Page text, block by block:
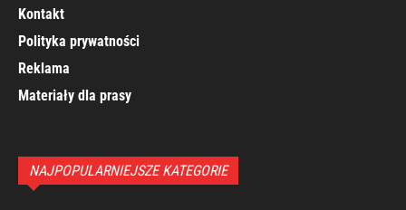
Kontakt
Polityka prywatności
Reklama
Materiały dla prasy
NAJPOPULARNIEJSZE KATEGORIE